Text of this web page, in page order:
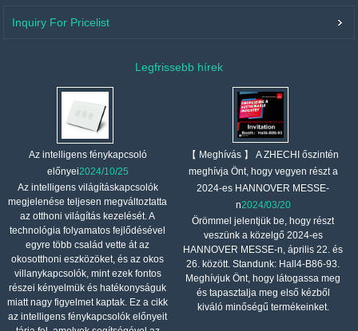
Inquiry For Pricelist
Legfrissebb hírek
Az intelligens fénykapcsoló
előnyei2024/10/25
Az intelligens világításkapcsolók
megjelenése teljesen megváltoztatta
az otthoni világítás kezelését. A
technológia folyamatos fejlődésével
egyre több család vette át az
okosotthoni eszközöket, és az okos
villanykapcsolók, mint ezek fontos
részei kényelmük és hatékonyságuk
miatt nagy figyelmet kaptak. Ez a cikk
az intelligens fénykapcsolók előnyeit
【 Meghívás 】 A ZHECHI őszintén
meghívja Önt, hogy vegyen részt a
2024-es HANNOVER MESSE-
n2024/03/20
Örömmel jelentjük be, hogy részt
veszünk a közelgő 2024-es
HANNOVER MESSE-n, április 22. és
26. között. Standunk: Hall4-B86-93.
Meghívjuk Önt, hogy látogassa meg
és tapasztalja meg első kézből
kiváló minőségű termékeinket.